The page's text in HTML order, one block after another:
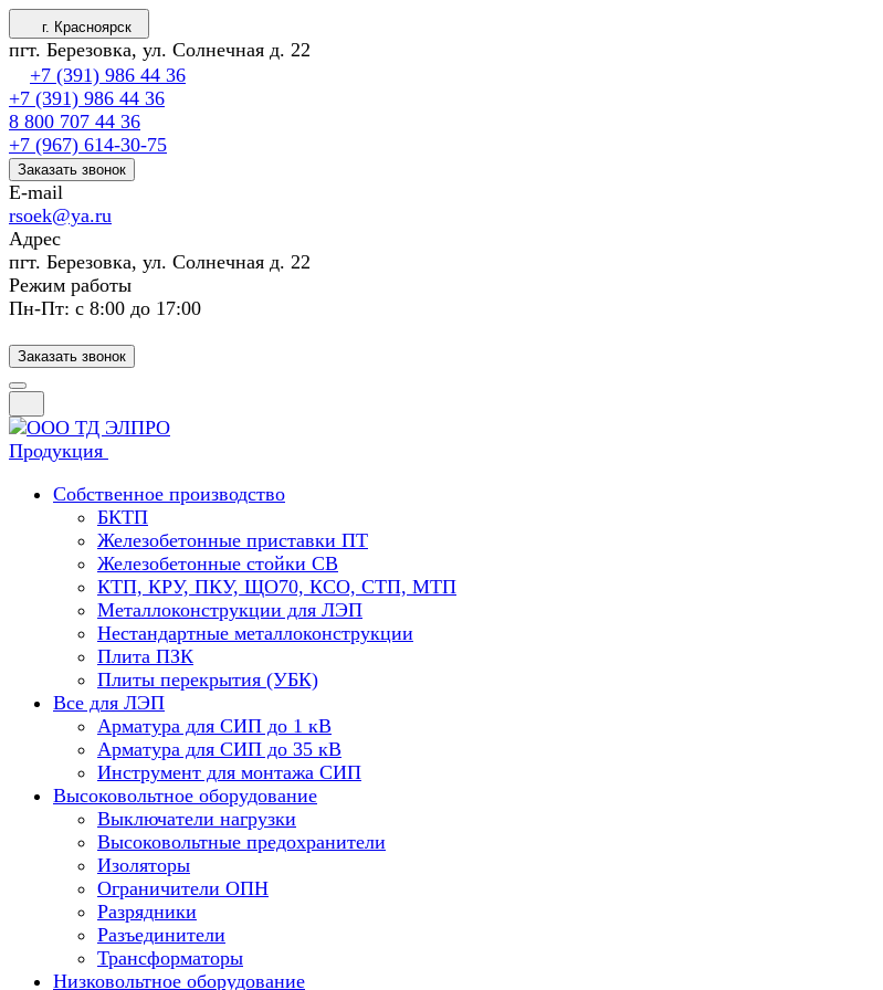
г. Красноярск
пгт. Березовка, ул. Солнечная д. 22
+7 (391) 986 44 36
+7 (391) 986 44 36
8 800 707 44 36
+7 (967) 614-30-75
Заказать звонок
E-mail
rsoek@ya.ru
Адрес
пгт. Березовка, ул. Солнечная д. 22
Режим работы
Пн-Пт: с 8:00 до 17:00
Заказать звонок
Продукция
Собственное производство
БКТП
Железобетонные приставки ПТ
Железобетонные стойки СВ
КТП, КРУ, ПКУ, ЩО70, КСО, СТП, МТП
Металлоконструкции для ЛЭП
Нестандартные металлоконструкции
Плита ПЗК
Плиты перекрытия (УБК)
Все для ЛЭП
Арматура для СИП до 1 кВ
Арматура для СИП до 35 кВ
Инструмент для монтажа СИП
Высоковольтное оборудование
Выключатели нагрузки
Высоковольтные предохранители
Изоляторы
Ограничители ОПН
Разрядники
Разъединители
Трансформаторы
Низковольтное оборудование